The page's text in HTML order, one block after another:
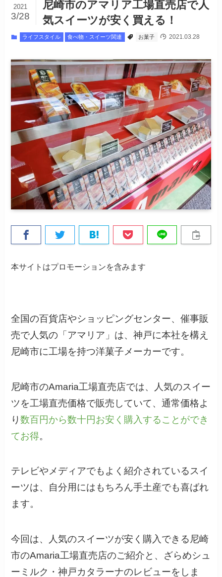
尼崎市のアマリア工場直売店で人
気スイーツが安く買える！
2021
3/28
ライフスタイル 食べ物・スイーツ関連 お菓子 2021.03.28
本サイトはプロモーションを含みます
全国の百貨店やショッピングセンター、催事販
売で人気の「アマリア」は、神戸に本社を構え
尼崎市に工場を持つ洋菓子メーカーです。
尼崎市のAmaria工場直売店では、人気のスイー
ツを工場直売価格で販売していて、通常価格よ
り数百円から数十円お安く購入することができ
てお得。
テレビやメディアでもよく紹介されているスイ
ーツは、自分用にはもちろん手土産でも喜ばれ
ます。
今回は、人気のスイーツが安く購入できる尼崎
市のAmaria工場直売店のご紹介と、ざらめシュ
ーミルク・神戸カタラーナのレビューをしま